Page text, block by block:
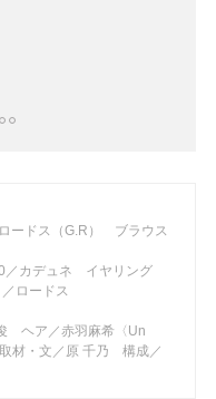
ードス（G.R） ブラウス
／カデュネ イヤリング
ロードス
ヘア／赤羽麻希〈Un
材・文／原 千乃 構成／